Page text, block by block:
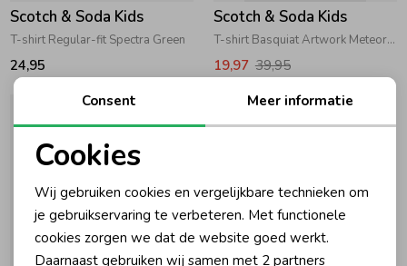
Rompers
Ondergoed
Regenkleding &-laarzen
Zomeraccessoires
Kledingaccessoires
Jumpsuits
Blouses
Blazers & Gilets
Leggings
Boxpakjes
Winteraccessoires
Scotch & Soda Kids
T-shirt Regular-fit Spectra Green
24,95
Scotch & Soda Kids
T-shirt Basquiat Artwork Meteorite
19,97 39,95
-50% korting
Noodzakelijke cookies
Personalisatie cookies
Analytische cookies
Consent Meer informatie
Cookies
Wij gebruiken cookies en vergelijkbare technieken om
je gebruikservaring te verbeteren. Met functionele
cookies zorgen we dat de website goed werkt.
Daarnaast gebruiken wij samen met 2 partners